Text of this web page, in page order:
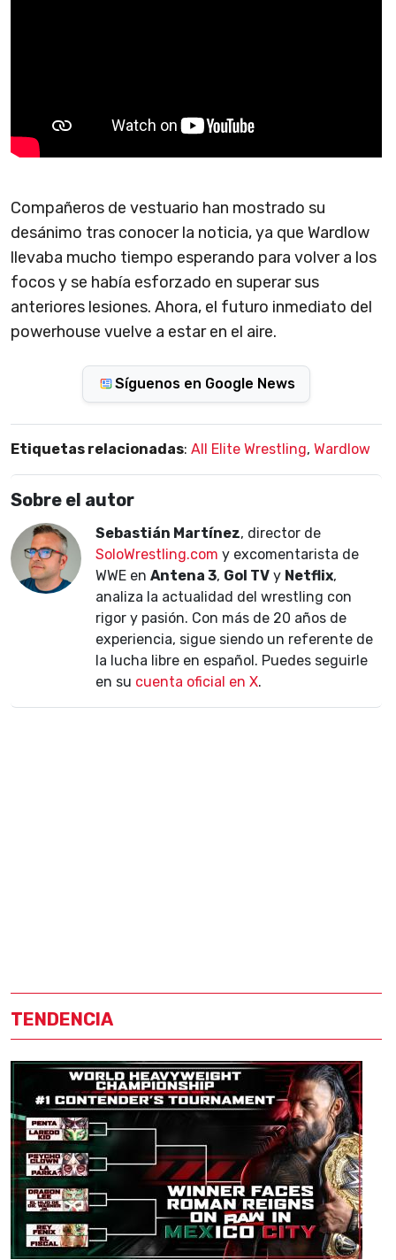
Compañeros de vestuario han mostrado su
desánimo tras conocer la noticia, ya que Wardlow
llevaba mucho tiempo esperando para volver a los
focos y se había esforzado en superar sus
anteriores lesiones. Ahora, el futuro inmediato del
powerhouse vuelve a estar en el aire.
Síguenos en Google News
Etiquetas relacionadas: All Elite Wrestling, Wardlow
Sobre el autor
Sebastián Martínez, director de
SoloWrestling.com y excomentarista de
WWE en Antena 3, Gol TV y Netflix,
analiza la actualidad del wrestling con
rigor y pasión. Con más de 20 años de
experiencia, sigue siendo un referente de
la lucha libre en español. Puedes seguirle
en su cuenta oficial en X.
TENDENCIA